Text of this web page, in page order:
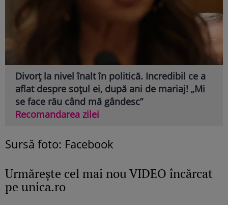
Divorț la nivel înalt în politică. Incredibil ce a
aflat despre soțul ei, după ani de mariaj! „Mi
se face rău când mă gândesc”
Recomandarea zilei
Sursă foto: Facebook
Urmăreşte cel mai nou VIDEO încărcat
pe unica.ro